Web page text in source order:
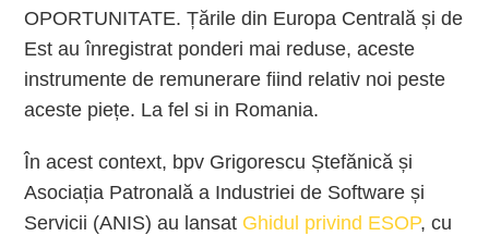
OPORTUNITATE. Țările din Europa Centrală și de
Est au înregistrat ponderi mai reduse, aceste
instrumente de remunerare fiind relativ noi peste
aceste piețe. La fel si in Romania.
În acest context, bpv Grigorescu Ștefănică și
Asociația Patronală a Industriei de Software și
Servicii (ANIS) au lansat Ghidul privind ESOP, cu